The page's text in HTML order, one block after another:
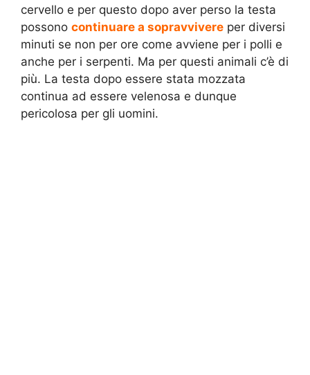
cervello e per questo dopo aver perso la testa
possono continuare a sopravvivere per diversi
minuti se non per ore come avviene per i polli e
anche per i serpenti. Ma per questi animali c’è di
più. La testa dopo essere stata mozzata
continua ad essere velenosa e dunque
pericolosa per gli uomini.